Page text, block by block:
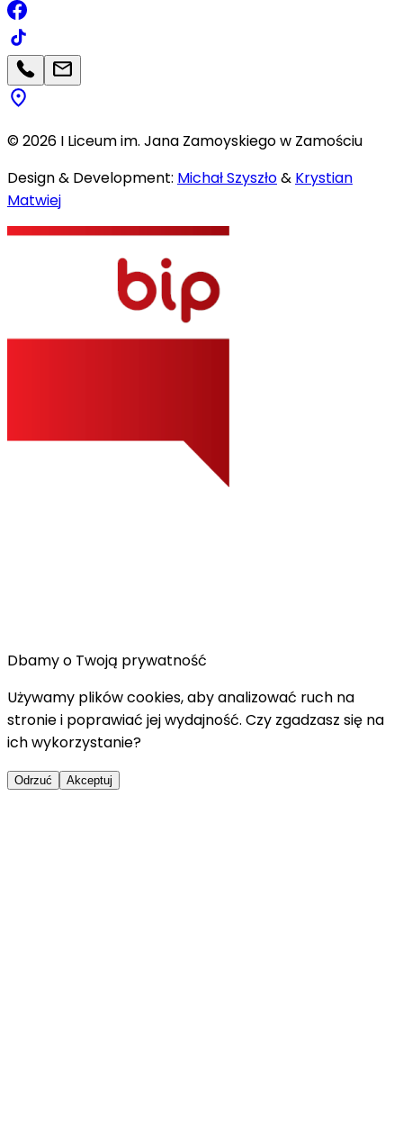
©2026 I Liceum im. Jana Zamoyskiego w Zamościu
Design & Development: Michał Szyszło& Krystian
Matwiej
Dbamy o Twoją prywatność
Używamy plików cookies, aby analizować ruch na
stronie i poprawiać jej wydajność. Czy zgadzasz się na
ich wykorzystanie?
Odrzuć Akceptuj